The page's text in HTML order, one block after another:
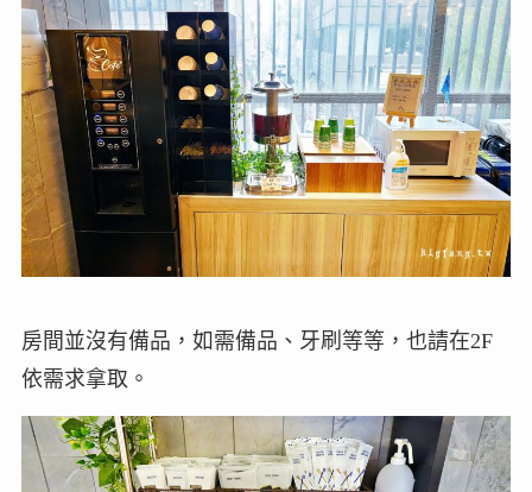
房間並沒有備品，如需備品、牙刷等等，也請在2F
依需求拿取。